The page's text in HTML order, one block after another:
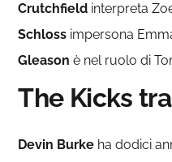
Crutchfield interpreta
Schloss impersona
Gleason è nel ruolo di
The Kicks
Devin Burke ha dodici